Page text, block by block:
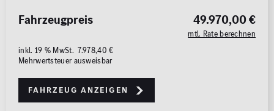
49.970,00 €
mtl. Rate berechnen
Fahrzeugpreis
inkl. 19 % MwSt. 7.978,40 €
Mehrwertsteuer ausweisbar
Fahrzeug anzeigen